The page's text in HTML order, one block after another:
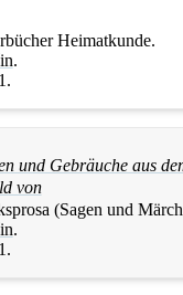
Heimatkunde.
.
1.
und Gebräuche aus
von
(Sagen und
.
1.